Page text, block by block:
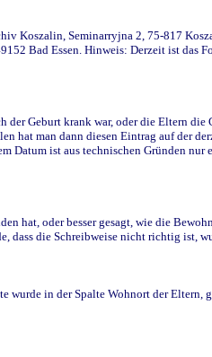
Koszalin, Seminarryjna 2, 75-817
Bad Essen. Hinweis: Derzeit ist das
Geburt krank war, oder die Eltern
hat man dann diesen Eintrag auf der
Datum ist aus technischen Gründen
hat, oder besser gesagt, wie die
dass die Schreibweise nicht richtig ist,
in der Spalte Wohnort der Eltern,